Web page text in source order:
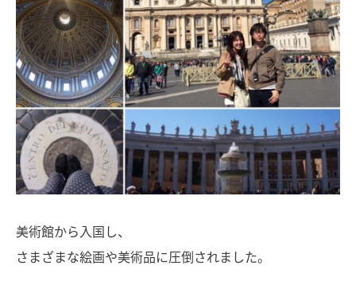
美術館から入国し、
さまざまな絵画や美術品に圧倒されました。